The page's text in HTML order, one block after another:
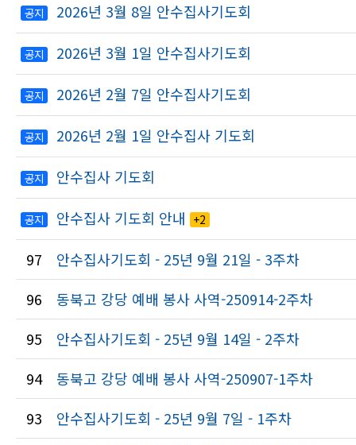
공지 2026년 3월 8일 안수집사기도회
공지 2026년 3월 1일 안수집사기도회
공지 2026년 2월 7일 안수집사기도회
공지 2026년 2월 1일 안수집사 기도회
공지 안수집사 기도회
공지 안수집사 기도회 안내 +2
97
안수집사기도회 - 25년 9월 21일 - 3주차
96
동북고 강당 예배 봉사 사역-250914-2주차
95
안수집사기도회 - 25년 9월 14일 - 2주차
94
동북고 강당 예배 봉사 사역-250907-1주차
93
안수집사기도회 - 25년 9월 7일 - 1주차